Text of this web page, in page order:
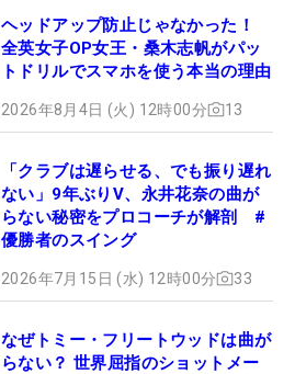
ヘッドアップ防止じゃなかった！
全英女子OP女王・桑木志帆がパッ
トドリルでスマホを使う本当の理由
2026年8月4日 (火) 12時00分 13
「クラブは遅らせる、でも振り遅れ
ない」9年ぶりV、永井花奈の曲が
らない秘密をプロコーチが解剖 #
優勝者のスイング
2026年7月15日 (水) 12時00分 33
なぜトミー・フリートウッドは曲が
らない？ 世界屈指のショットメー